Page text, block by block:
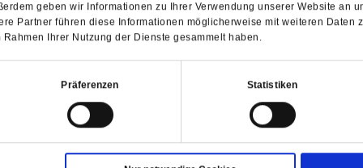
geben wir Informationen zu Ihrer Verwendung unserer Website an
Partner führen diese Informationen möglicherweise mit weiteren Daten
Ihrer Nutzung der Dienste gesammelt haben.
Präferenzen Statistiken
Herausgeberinnen und
Herausgeber
Verlag
Abo kündigen
Shop
Newsletter
Gottesfragen
Urlaub und
Die